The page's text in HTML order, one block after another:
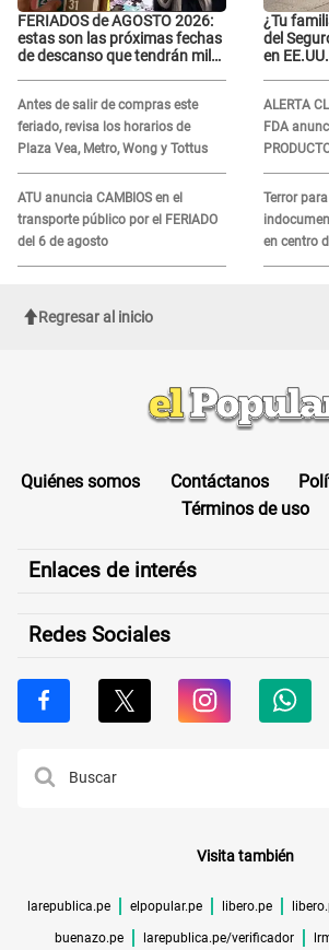
FERIADOS de AGOSTO 2026:
estas son las próximas fechas
de descanso que tendrán miles
Antes de salir de compras este
feriado, revisa los horarios de
Plaza Vea, Metro, Wong y Tottus
ATU anuncia CAMBIOS en el
transporte público por el FERIADO
del 6 de agosto
¿Tu
del
en
ALERTA
FDA
MORTAL
es?
Terror
en centro
sufrir una
Regresar al inicio
Quiénes somos Contáctanos
Términos de uso
Enlaces de interés
Redes Sociales
Visita también
larepublica.pe elpopular.pe libero.pe
buenazo.pe larepublica.pe/verificador